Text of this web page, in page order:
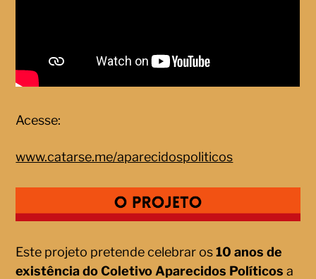
Acesse:
www.catarse.me/aparecidospoliticos
Este projeto pretende celebrar os10 anos de
existência do Coletivo Aparecidos Políticosa